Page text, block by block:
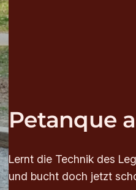
Petanque
Lernt die Technik des
und bucht doch jetzt